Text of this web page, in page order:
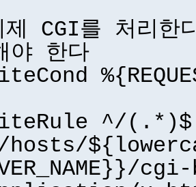
CGI를 처리
야 한다
^/(.*)$
hosts/